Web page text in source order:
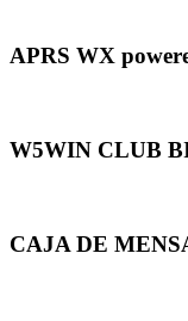
APRS WX
W5WIN CLUB
CAJA DE